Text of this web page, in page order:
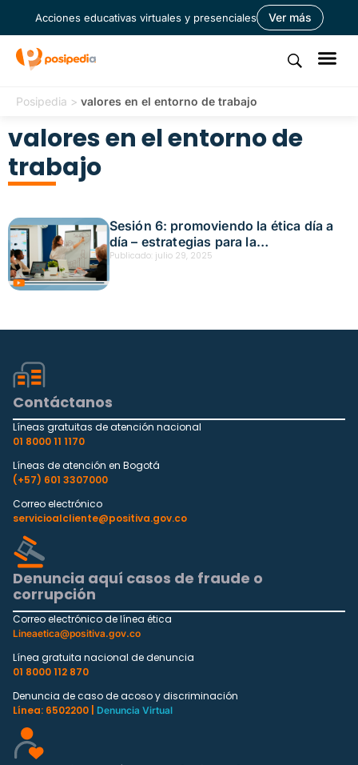
Acciones educativas virtuales y presenciales Ver más
Posipedia > valores en el entorno de trabajo
valores en el entorno de
trabajo
Sesión 6: promoviendo la ética día a
día – estrategias para la
implementación del código Fecha:
Publicado: julio 29, 2025
Contáctanos
Líneas gratuitas de atención nacional
01 8000 11 1170
Líneas de atención en Bogotá
(+57) 601 3307000
Correo electrónico
servicioalcliente@positiva.gov.co
Denuncia aquí casos de fraude o
corrupción
Correo electrónico de línea ética
Lineaetica@positiva.gov.co
Línea gratuita nacional de denuncia
01 8000 112 870
Denuncia de caso de acoso y discriminación
Línea: 6502200 |
Denuncia Virtual